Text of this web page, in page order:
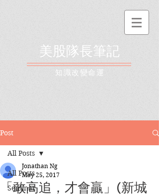
美股隊長筆記
​知識改變命運
Post
All Posts
Seminar
All Posts
「敢高追，才會贏」(新城
Jonathan Ng
May 25, 2017